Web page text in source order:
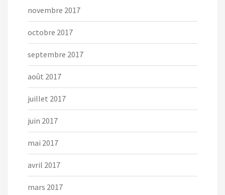
novembre 2017
octobre 2017
septembre 2017
août 2017
juillet 2017
juin 2017
mai 2017
avril 2017
mars 2017